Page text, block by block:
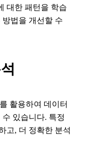
대한 패턴을 학습
법을 개선할 수
활용하여 데이터
있습니다. 특정
고, 더 정확한 분석